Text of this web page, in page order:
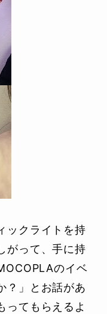
ックライトを持
がって、手に持
のイベ
？」とお話があ
ってもらえるよ